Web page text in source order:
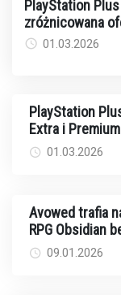
PlayStation
zróżnicowana
01.03.2026
PlayStation
Extra i Premium
01.03.2026
Avowed trafia
RPG Obsidian
09.01.2026